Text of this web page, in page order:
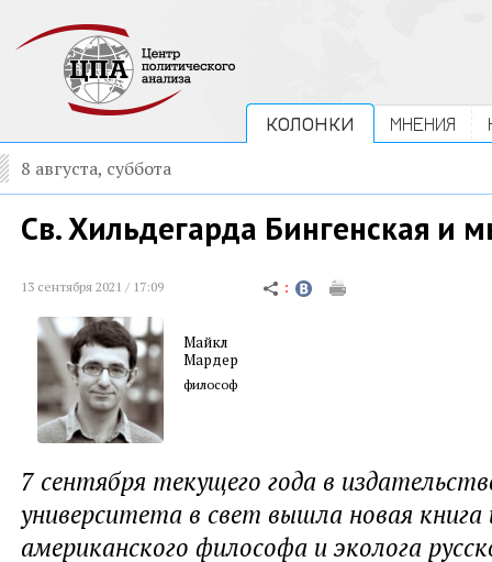
КОЛОНКИ МНЕНИЯ
8 августа, суббота
Св. Хильдегарда Бингенская и
13 сентября 2021 / 17:09
Майкл
Мардер
философ
7 сентября текущего года в
университета в свет вышла новая книга
американского философа и эколога